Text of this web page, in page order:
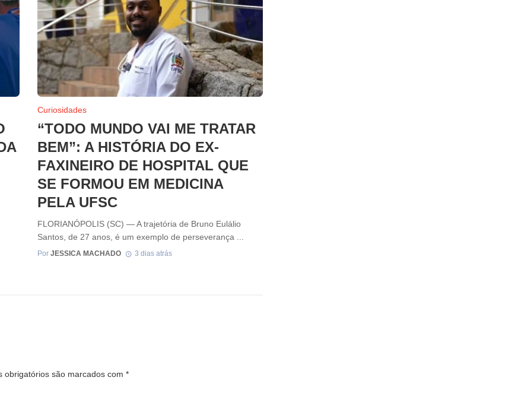
Curiosidades
“TODO MUNDO VAI ME TRATAR
BEM”: A HISTÓRIA DO EX-
FAXINEIRO DE HOSPITAL QUE
SE FORMOU EM MEDICINA
PELA UFSC
FLORIANÓPOLIS (SC) — A trajetória de Bruno Eulálio
Santos, de 27 anos, é um exemplo de perseverança ...
Por JESSICA MACHADO 3 dias atrás
obrigatórios são marcados com *